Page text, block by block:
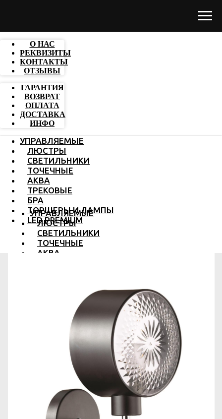
О НАС
РЕКВИЗИТЫ
КОНТАКТЫ
ОТЗЫВЫ
ГАРАНТИЯ
ВОЗВРАТ
ОПЛАТА
ДОСТАВКА
ИНФО
УПРАВЛЯЕМЫЕ
ЛЮСТРЫ
СВЕТИЛЬНИКИ
ТОЧЕЧНЫЕ
АКВА
ТРЕКОВЫЕ
БРА
ТОРШЕРЫ И ЛАМПЫ
LED PREMIUM
УПРАВЛЯЕМЫЕ
ЛЮСТРЫ
СВЕТИЛЬНИКИ
ТОЧЕЧНЫЕ
АКВА
LED PREMIUM